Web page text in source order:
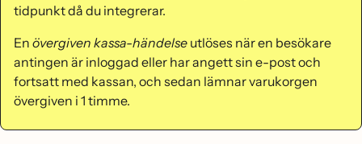
tidpunkt då du integrerar.
En övergiven kassa-händelse utlöses när en besökare
antingen är inloggad eller har angett sin e-post och
fortsatt med kassan, och sedan lämnar varukorgen
övergiven i 1 timme.